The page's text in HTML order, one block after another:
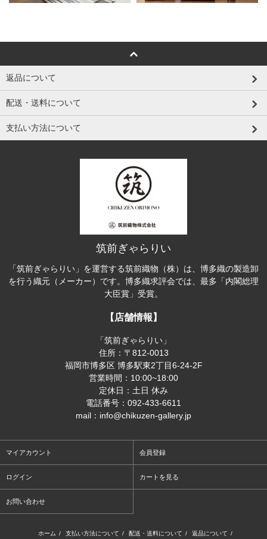
返品について
配送・送料について
支払い方法について
筑前ぎゃらりい
「筑前ぎゃらりい」を運営する筑前織物（株）は、博多織の製造卸
を行う織元（メーカー）です。博多織求評会では、最多「内閣総理
大臣賞」受賞。
【店舗情報】
「筑前ぎゃらりい」
住所：〒812-0013
福岡市博多区 博多駅東2丁目6-24-2F
営業時間：10:00~18:00
定休日：土日 休み
電話番号：092-433-6611
mail：info@chikuzen-gallery.jp
マイアカウント 会員登録
ログイン カートを見る
お問い合わせ
ホーム / 支払い方法について / 配送・送料について / 返品について /